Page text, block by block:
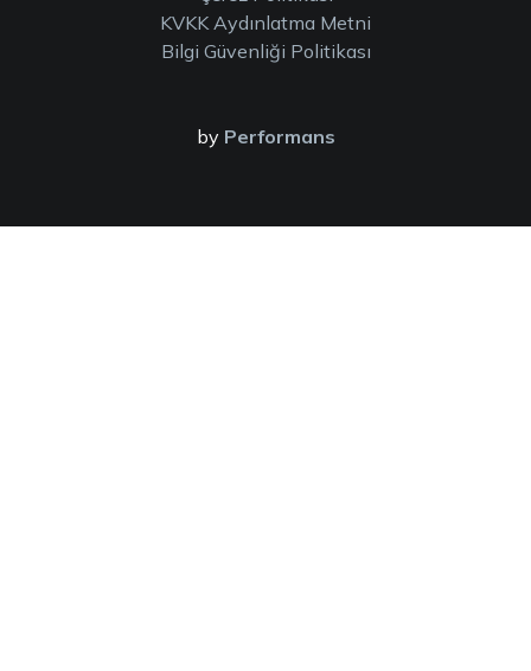
KVKK Aydınlatma Metni
Bilgi Güvenliği Politikası
by Performans